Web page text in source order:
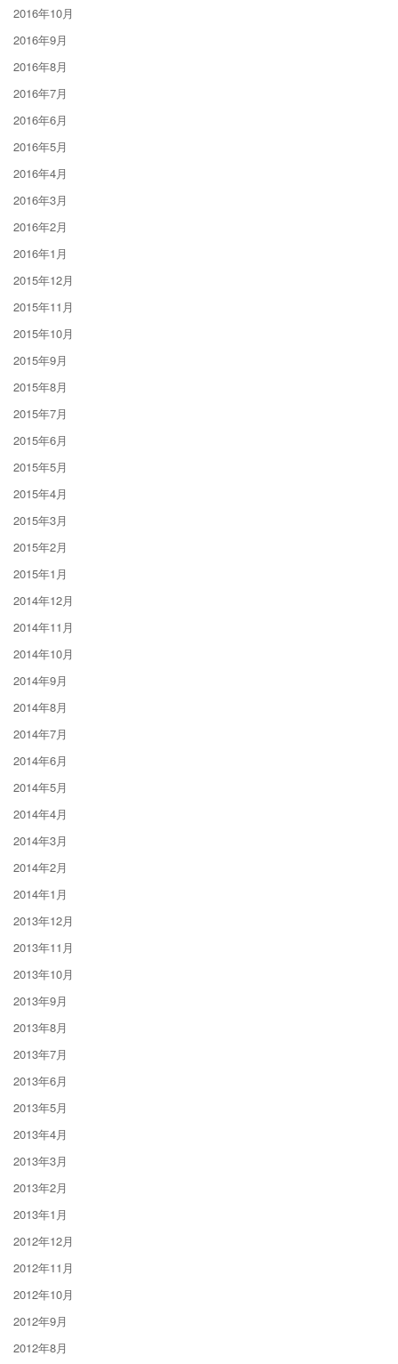
2016年10月
2016年9月
2016年8月
2016年7月
2016年6月
2016年5月
2016年4月
2016年3月
2016年2月
2016年1月
2015年12月
2015年11月
2015年10月
2015年9月
2015年8月
2015年7月
2015年6月
2015年5月
2015年4月
2015年3月
2015年2月
2015年1月
2014年12月
2014年11月
2014年10月
2014年9月
2014年8月
2014年7月
2014年6月
2014年5月
2014年4月
2014年3月
2014年2月
2014年1月
2013年12月
2013年11月
2013年10月
2013年9月
2013年8月
2013年7月
2013年6月
2013年5月
2013年4月
2013年3月
2013年2月
2013年1月
2012年12月
2012年11月
2012年10月
2012年9月
2012年8月